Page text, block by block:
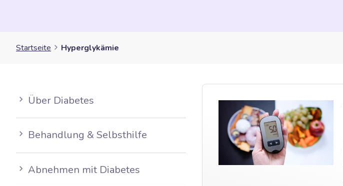
Startseite Hyperglykämie
Über Diabetes
Behandlung & Selbsthilfe
Abnehmen mit Diabetes